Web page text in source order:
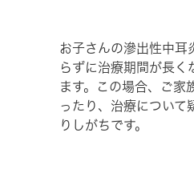
お子さんの滲出性中耳
らずに治療期間が長く
ます。この場合、ご家
ったり、治療について
りしがちです。